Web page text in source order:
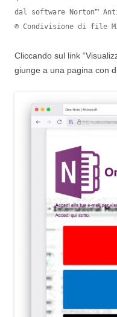
dal software Norton™
© Condivisione di file
Cliccando sul link
giunge a una pagina con